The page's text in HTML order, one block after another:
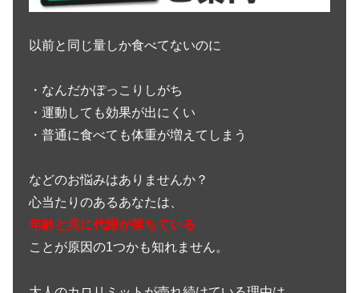
以前と同じ量しか食べてないのに
・なんだかぽっこりしがち
・運動しても効果が出にくい
・普通に食べても体重が増えてしまう
などのお悩みはありませんか？
心当たりのあるあなたは、
年齢と共に代謝が落ちている
ことが原因の1つかも知れません。